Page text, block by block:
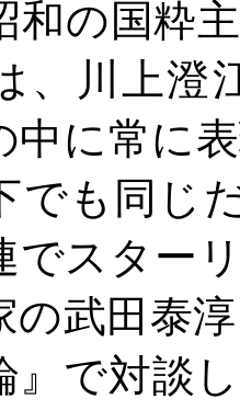
和の国粋
、川上澄
中に常に
でも同じ
でスター
の武田泰
』で対談